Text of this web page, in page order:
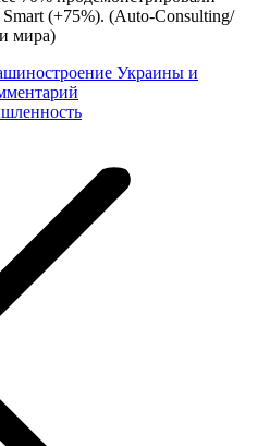
(+75%). (Auto-Consulting/
мира)
Украины и